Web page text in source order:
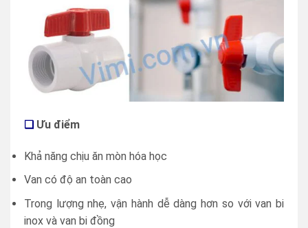
❑ Ưu điểm
Khả năng chịu ăn mòn hóa học
Van có độ an toàn cao
Trong lượng nhẹ, vận hành dễ dàng hơn so với van bi
inox và van bi đồng